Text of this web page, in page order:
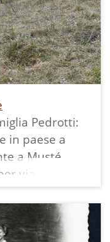
nella quale
al peso
regolato
inserito. Se
premuto,
del
a chi
col
ruota.
che entrava
alla
Pedrotti:
in paese a
a Musté.
via delle
monte, visibili